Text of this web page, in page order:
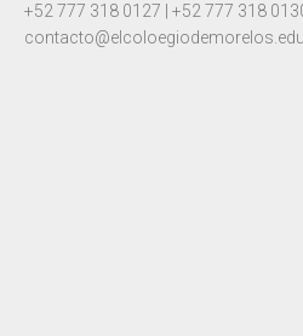
+52 777 318 0127 | +52 777 318